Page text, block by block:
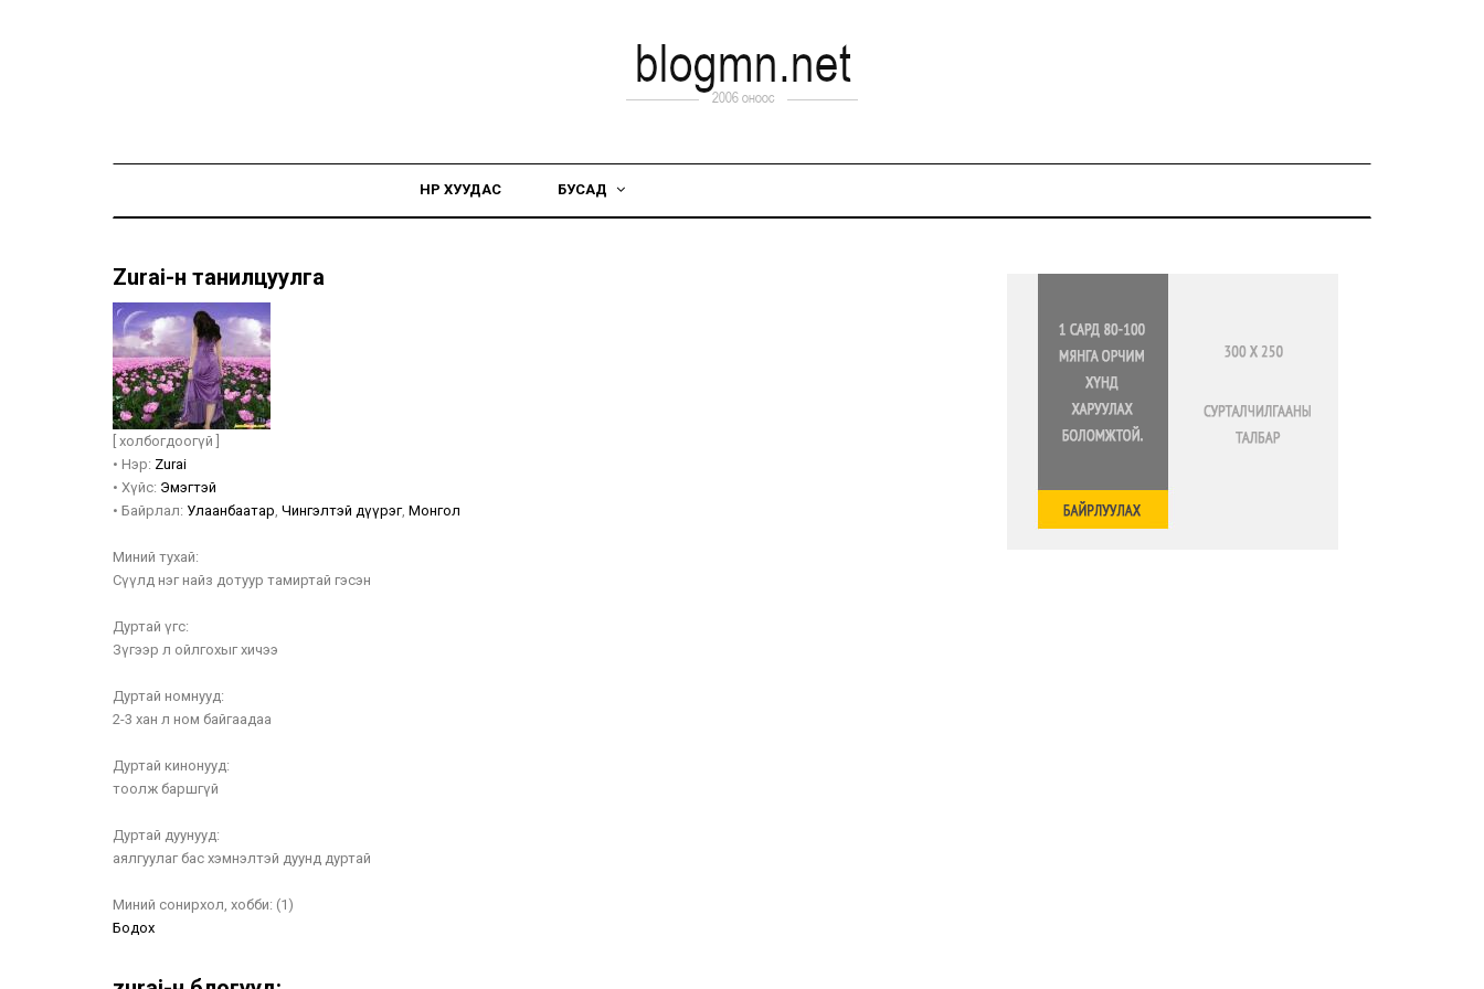
НҮҮР ХУУДАС БУСАД
Zurai-н танилцуулга
[ холбогдоогүй ]
• Нэр: Zurai
• Хүйс: Эмэгтэй
• Байрлал: Улаанбаатар, Чингэлтэй дүүрэг, Монгол
Миний тухай:
Сүүлд нэг найз дотуур тамиртай гэсэн
Дуртай үгс:
Зүгээр л ойлгохыг хичээ
Дуртай номнууд:
2-3 хан л ном байгаадаа
Дуртай кинонууд:
тоолж баршгүй
Дуртай дуунууд:
аялгуулаг бас хэмнэлтэй дуунд дуртай
Миний сонирхол, хобби: (1)
Бодох